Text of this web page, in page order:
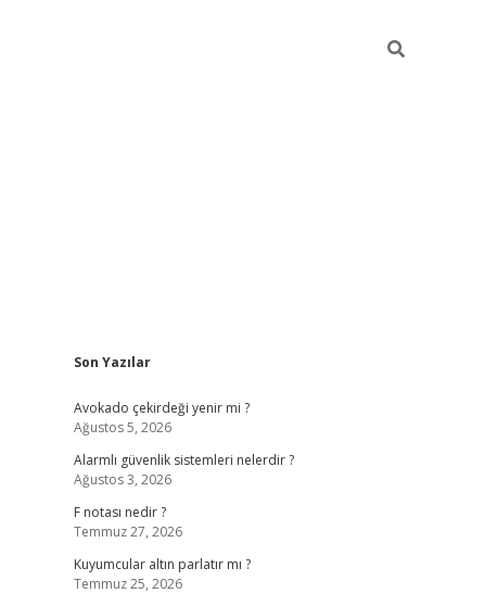
Sidebar
Son Yazılar
Avokado çekirdeği yenir mi ?
Ağustos 5, 2026
Alarmlı güvenlik sistemleri nelerdir ?
Ağustos 3, 2026
F notası nedir ?
Temmuz 27, 2026
Kuyumcular altın parlatır mı ?
Temmuz 25, 2026